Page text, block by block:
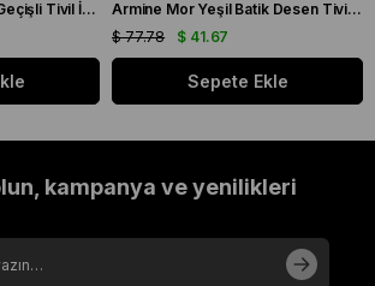
Armine Lila Degrade Geçişli Tivil İpek Eşarp 9051 - 59
Armine Mor Yeşil Batik Desen Tivil İpek Eşarp 9136 - 50
$ 41.67
$ 77.78
Sepete Ekle
kampanya ve yenilikleri